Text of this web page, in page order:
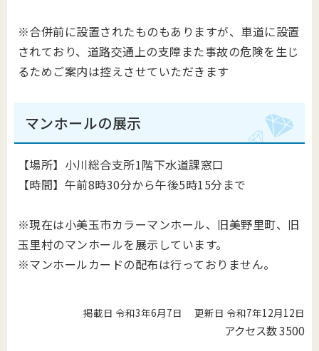
※合併前に設置されたものもありますが、車道に設置
されており、道路交通上の支障また事故の危険を生じ
るためご案内は控えさせていただきます
マンホールの展示
【場所】小川総合支所1階下水道課窓口
【時間】午前8時30分から午後5時15分まで
※現在は小美玉市カラーマンホール、旧美野里町、旧
玉里村のマンホールを展示しています。
※マンホールカードの配布は行っておりません。
掲載日 令和3年6月7日 更新日 令和7年12月12日
アクセス数3500